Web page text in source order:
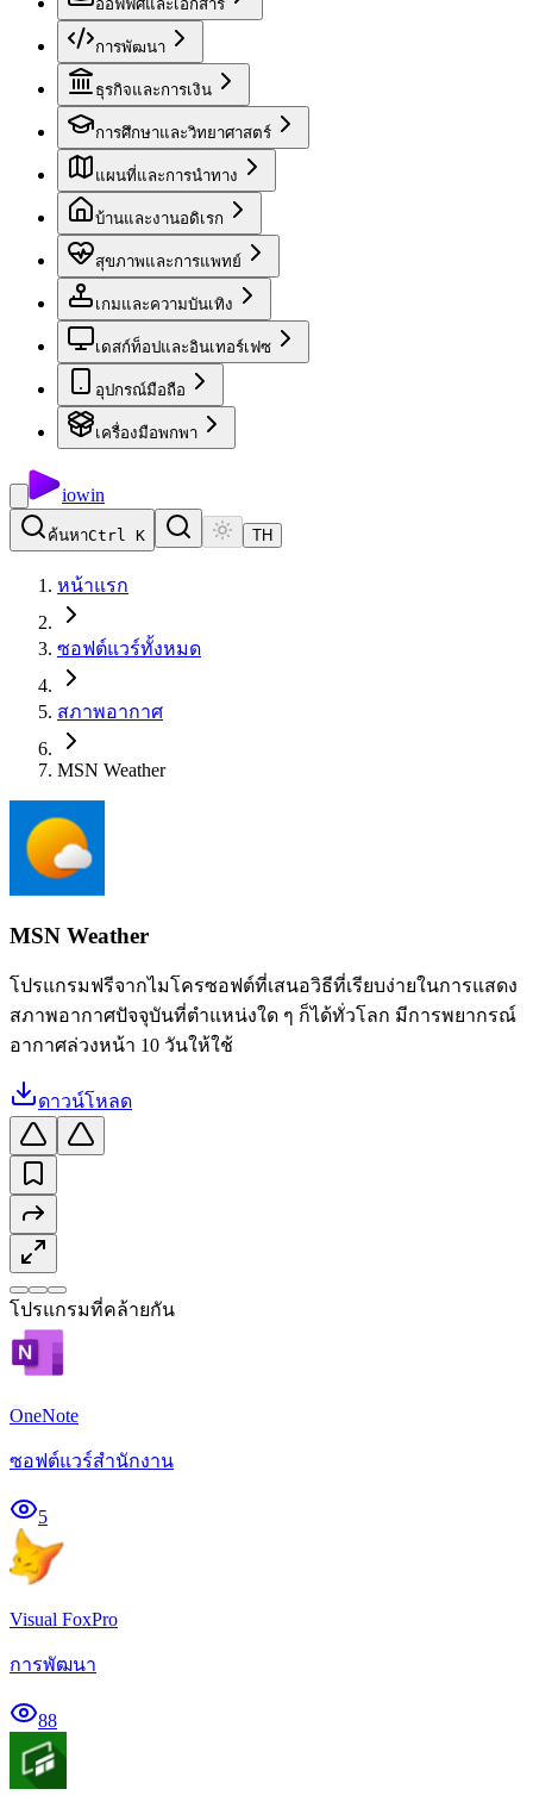
ออฟฟิศและเอกสาร
การพัฒนา
ธุรกิจและการเงิน
การศึกษาและวิทยาศาสตร์
แผนที่และการนำทาง
บ้านและงานอดิเรก
สุขภาพและการแพทย์
เกมและความบันเทิง
เดสก์ท็อปและอินเทอร์เฟซ
อุปกรณ์มือถือ
เครื่องมือพกพา
iowin
ค้นหาCtrl K TH
หน้าแรก
ซอฟต์แวร์ทั้งหมด
สภาพอากาศ
MSN Weather
MSN Weather
โปรแกรมฟรีจากไมโครซอฟต์ที่เสนอวิธีที่เรียบง่ายในการแสดง
สภาพอากาศปัจจุบันที่ตำแหน่งใด ๆ ก็ได้ทั่วโลก มีการพยากรณ์
อากาศล่วงหน้า 10 วันให้ใช้
ดาวน์โหลด
โปรแกรมที่คล้ายกัน
OneNote
ซอฟต์แวร์สำนักงาน
5
Visual FoxPro
การพัฒนา
88